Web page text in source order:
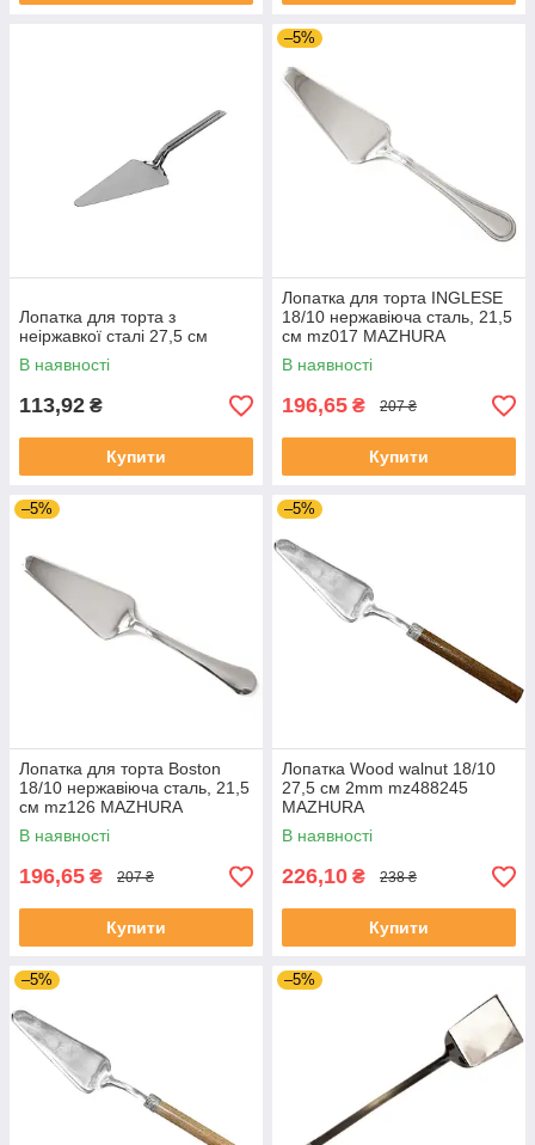
Лопатка для торта з
неіржавкої сталі 27,5 см
В наявності
113,92 ₴
Купити
–5%
Лопатка для торта INGLESE
18/10 нержавіюча сталь, 21,5
см mz017 MAZHURA
В наявності
196,65 ₴ 207 ₴
Купити
–5%
Лопатка для торта Boston
18/10 нержавіюча сталь, 21,5
см mz126 MAZHURA
В наявності
196,65 ₴ 207 ₴
Купити
–5%
Лопатка Wood walnut 18/10
27,5 см 2mm mz488245
MAZHURA
В наявності
226,10 ₴ 238 ₴
Купити
–5% –5%